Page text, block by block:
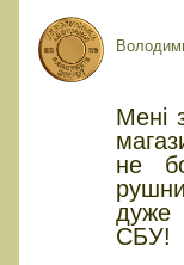
Мені
не
дуже
СБУ!